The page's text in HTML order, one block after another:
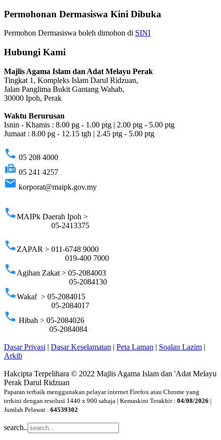
Permohonan Dermasiswa Kini Dibuka
Permohon Dermasiswa boleh dimohon di SINI
Hubungi Kami
Majlis Agama Islam dan Adat Melayu Perak
Tingkat 1, Kompleks Islam Darul Ridzuan,
Jalan Panglima Bukit Gantang Wahab,
30000 Ipoh, Perak
Waktu Berurusan
Isnin - Khamis : 8.00 pg - 1.00 ptg | 2.00 ptg - 5.00 ptg
Jumaat : 8.00 pg - 12.15 tgh | 2.45 ptg - 5.00 ptg
phone 05 208 4000
fax 05 241 4257
email korporat@maipk.gov.my
phoneMAIPk Daerah Ipoh >
05-2413375
phone ZAPAR > 011-6748 9000
019-400 7000
phone Agihan Zakat > 05-2084003
05-2084130
phoneWakaf > 05-2084015
05-2084017
phone Hibah > 05-2084026
05-2084084
Dasar Privasi | Dasar Keselamatan | Peta Laman | Soalan Lazim |
Arkib
Hakcipta Terpelihara © 2022 Majlis Agama Islam dan 'Adat Melayu
Perak Darul Ridzuan
Paparan terbaik menggunakan pelayar internet Firefox atau Chrome yang
terkini dengan resolusi 1440 x 900 sahaja | Kemaskini Terakhir : 04/08/2026 |
Jumlah Pelawat : 64539302
search..